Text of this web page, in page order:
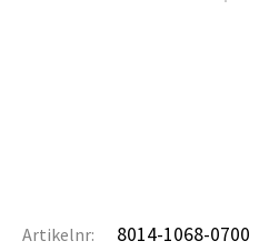
Artikelnr: 8014-1068-0700